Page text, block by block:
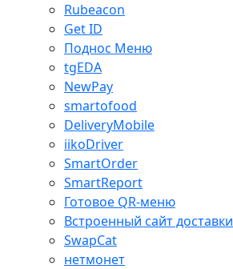
Rubeacon
Get ID
Поднос Меню
tgEDA
NewPay
smartofood
DeliveryMobile
iikoDriver
SmartOrder
SmartReport
Готовое QR-меню
Встроенный сайт доставки
SwapCat
нетмонет